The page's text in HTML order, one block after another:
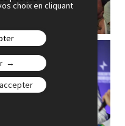
choix en cliquant